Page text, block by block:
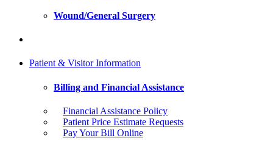
Wound/General Surgery
Patient & Visitor Information
Billing and Financial Assistance
Financial Assistance Policy
Patient Price Estimate Requests
Pay Your Bill Online